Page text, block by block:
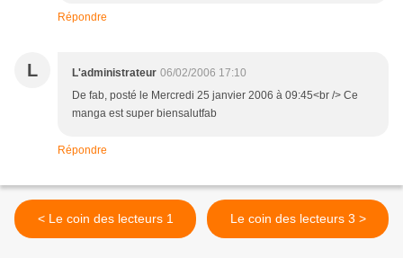
Répondre
L L'administrateur 06/02/2006 17:10
De fab, posté le Mercredi 25 janvier 2006 à 09:45<br /> Ce
manga est super biensalutfab
Répondre
< Le coin des lecteurs 1 Le coin des lecteurs 3 >